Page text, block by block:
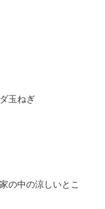
玉ねぎ
の中の涼しいとこ